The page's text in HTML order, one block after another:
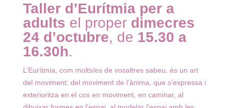
Taller d’Eurítmia per a
adults el proper dimecres
24 d’octubre, de 15.30 a
16.30h.
L’Eurítmia, com molts/es de vosaltres sabeu, és un art
del moviment: del moviment de l’ànima, que s’expressa i
exterioritza en el cos en moviment, en caminar, al